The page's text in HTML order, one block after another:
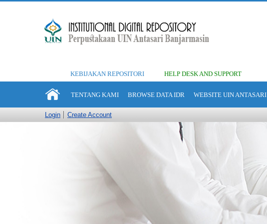
KEBIJAKAN REPOSITORI HELP DESK AND SUPPORT
TENTANG KAMI BROWSE DATA IDR WEBSITE UIN ANTASARI
Login Create Account